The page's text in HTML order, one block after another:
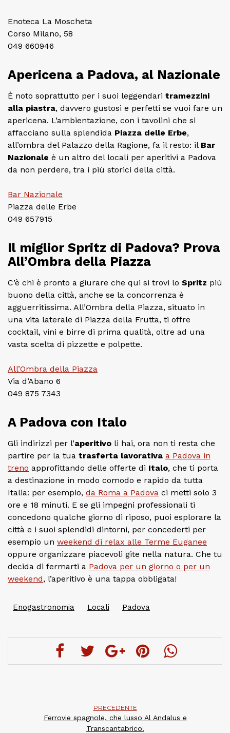
Enoteca La Moscheta
Corso Milano, 58
049 660946
Apericena a Padova, al Nazionale
È noto soprattutto per i suoi leggendari tramezzini
alla piastra, davvero gustosi e perfetti se vuoi fare un
apericena. L’ambientazione, con i tavolini che si
affacciano sulla splendida Piazza delle Erbe,
all’ombra del Palazzo della Ragione, fa il resto: il Bar
Nazionale è un altro del locali per aperitivi a Padova
da non perdere, tra i più storici della città.
Bar Nazionale
Piazza delle Erbe
049 657915
Il miglior Spritz di Padova? Prova
All’Ombra della Piazza
C’è chi è pronto a giurare che qui si trovi lo Spritz più
buono della città, anche se la concorrenza è
agguerritissima. All’Ombra della Piazza, situato in
una vita laterale di Piazza della Frutta, ti offre
cocktail, vini e birre di prima qualità, oltre ad una
vasta scelta di pizzette e polpette.
All’Ombra della Piazza
Via d’Abano 6
049 875 7343
A Padova con Italo
Gli indirizzi per l’aperitivo li hai, ora non ti resta che
partire per la tua trasferta lavorativa a Padova in
treno approfittando delle offerte di Italo, che ti porta
a destinazione in modo comodo e rapido da tutta
Italia: per esempio, da Roma a Padova ci metti solo 3
ore e 18 minuti. E se gli impegni professionali ti
concedono qualche giorno di riposo, puoi esplorare la
città e i suoi splendidi dintorni, per concederti per
esempio un weekend di relax alle Terme Euganee
oppure organizzare piacevoli gite nella natura. Che tu
decida di fermarti a Padova per un giorno o per un
weekend, l’aperitivo è una tappa obbligata!
Enogastronomia Locali Padova
PRECEDENTE
Ferrovie spagnole, che lusso Al Andalus e
Transcantabrico!